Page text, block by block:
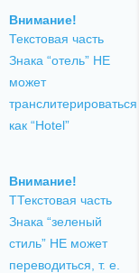
Внимание!
Текстовая часть
Знака “отель” НЕ
может
транслитерироваться
как “Hotel”
Внимание!
ТТекстовая часть
Знака “зеленый
стиль” НЕ может
переводиться, т. е.